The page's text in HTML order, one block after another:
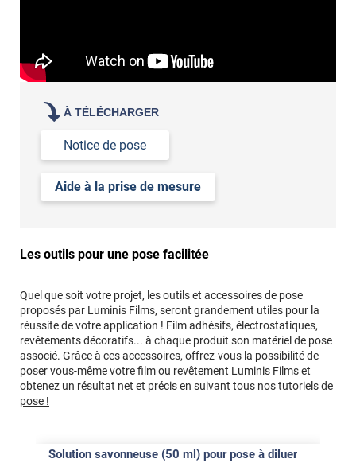
À TÉLÉCHARGER
Notice de pose
Aide à la prise de mesure
Les outils pour une pose facilitée
Quel que soit votre projet, les outils et accessoires de pose
proposés par Luminis Films, seront grandement utiles pour la
réussite de votre application ! Film adhésifs, électrostatiques,
revêtements décoratifs... à chaque produit son matériel de pose
associé. Grâce à ces accessoires, offrez-vous la possibilité de
poser vous-même votre film ou revêtement Luminis Films et
obtenez un résultat net et précis en suivant tous nos tutoriels de
pose !
Solution savonneuse (50 ml) pour pose à diluer